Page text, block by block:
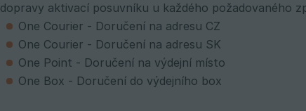
dopravy aktivací posuvníku u každého požadovaného
One Courier - Doručení na adresu CZ
One Courier - Doručení na adresu SK
One Point - Doručení na výdejní místo
One Box - Doručení do výdejního box